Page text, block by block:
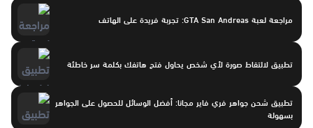
مراجعة لعبة GTA San Andreas: تجربة فريدة على الهاتف
تطبيق لالتقاط صورة لأي شخص يحاول فتح هاتفك بكلمة سر خاطئة
تطبيق شحن جواهر فري فاير مجانا: أفضل الوسائل للحصول على الجواهر
بسهولة